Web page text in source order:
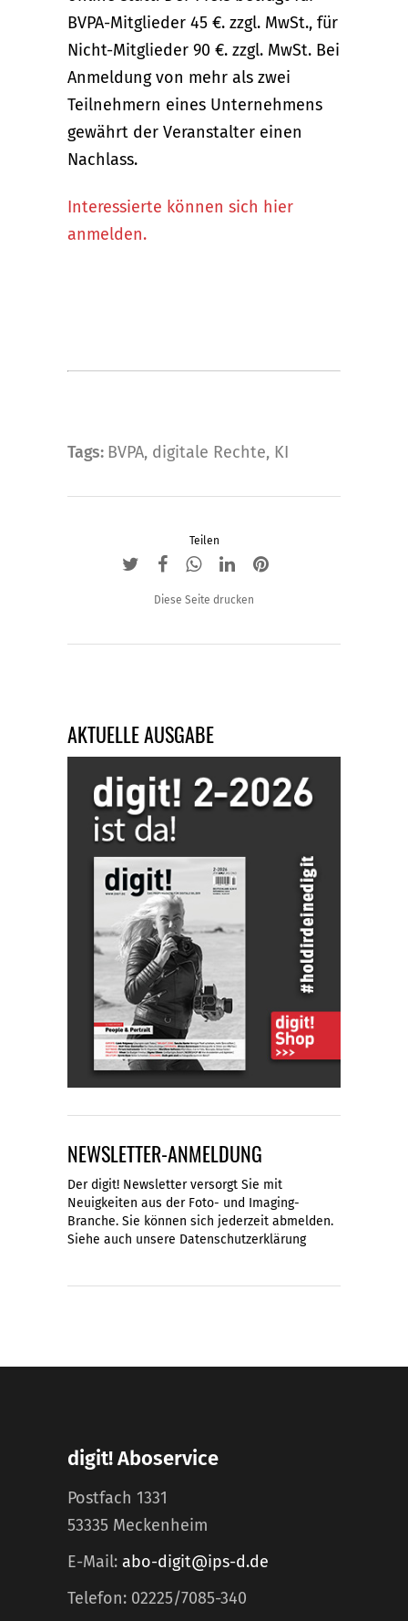
BVPA-Mitglieder 45 €. zzgl. MwSt., für
Nicht-Mitglieder 90 €. zzgl. MwSt. Bei
Anmeldung von mehr als zwei
Teilnehmern eines Unternehmens
gewährt der Veranstalter einen
Nachlass.
Interessierte können sich hier
anmelden.
Tags: BVPA, digitale Rechte, KI
Teilen
Diese Seite drucken
AKTUELLE AUSGABE
NEWSLETTER-ANMELDUNG
Der digit! Newsletter versorgt Sie mit
Neuigkeiten aus der Foto- und Imaging-
Branche. Sie können sich jederzeit abmelden.
Siehe auch unsere Datenschutzerklärung
digit! Aboservice
Postfach 1331
53335 Meckenheim
E-Mail: abo-digit@ips-d.de
Telefon: 02225/7085-340